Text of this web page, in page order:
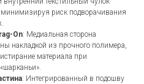
минимизируя риск подворачивания
On: Медиальная сторона
накладкой из прочного полимера,
материала при
: Интегрированный в подошву